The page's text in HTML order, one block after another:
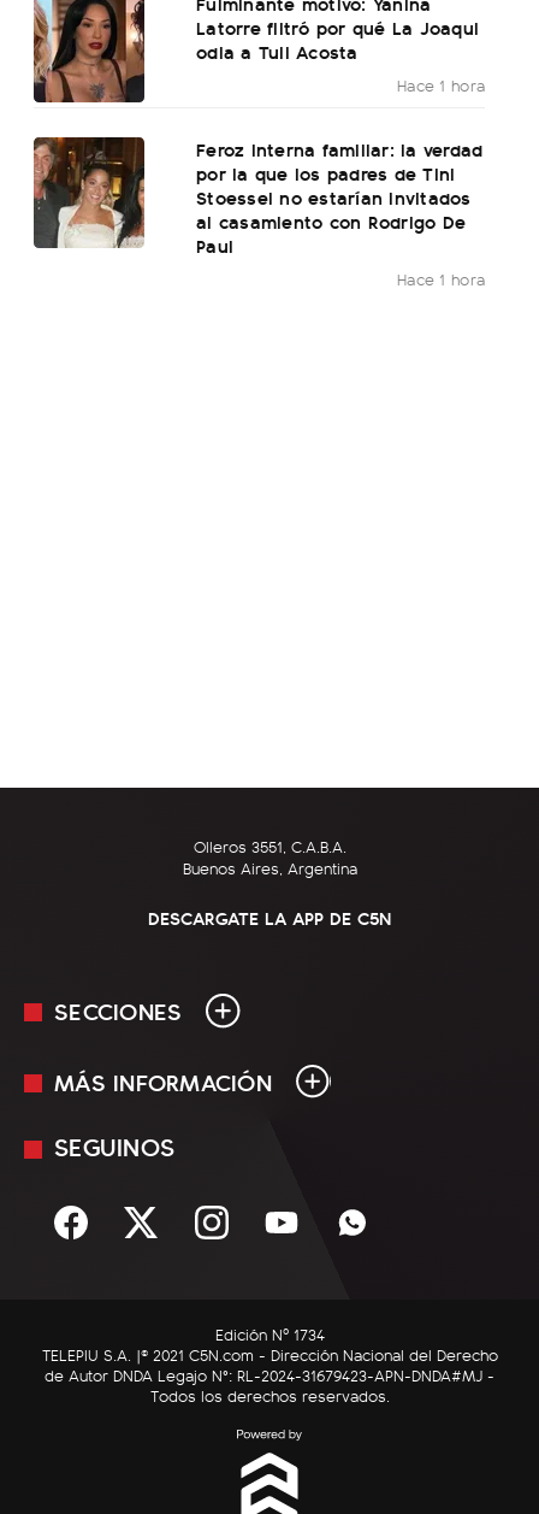
Latorre filtró por qué La Joaqui
odia a Tuli Acosta
Hace 1 hora
Feroz interna familiar: la verdad
por la que los padres de Tini
Stoessel no estarían invitados
al casamiento con Rodrigo De
Paul
Hace 1 hora
Olleros 3551, C.A.B.A.
Buenos Aires, Argentina
DESCARGATE LA APP DE C5N
SECCIONES
En Vivo
Sociedad
C5N Autos
RatingCero
MÁS INFORMACIÓN
Mediakit
Términos y condiciones
SEGUINOS
Edición Nº 1734
TELEPIU S.A. |© 2021 C5N.com - Dirección Nacional del Derecho
de Autor DNDA Legajo N°: RL-2024-31679423-APN-DNDA#MJ -
Todos los derechos reservados.